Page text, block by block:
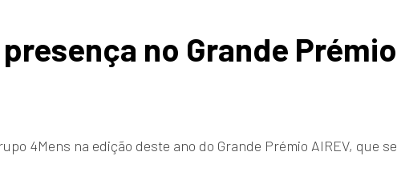
no Grande Prémio
4Mens na edição deste ano do Grande Prémio AIREV, que se